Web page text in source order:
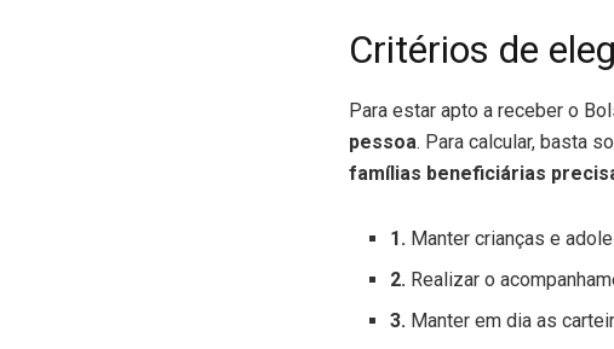
Critérios de
Para estar apto a receber o
pessoa. Para calcular, basta
famílias beneficiárias
1. Manter crianças e
2. Realizar o
3. Manter em dia as